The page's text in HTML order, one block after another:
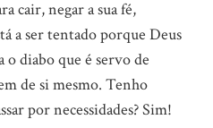
cair, negar a sua fé,
a ser tentado porque Deus
diabo que é servo de
de si mesmo. Tenho
por necessidades? Sim!